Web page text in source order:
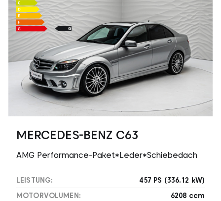
MERCEDES-BENZ C63
AMG Performance-Paket*Leder*Schiebedach
LEISTUNG:
457 PS (336.12 kW)
MOTORVOLUMEN:
6208 ccm